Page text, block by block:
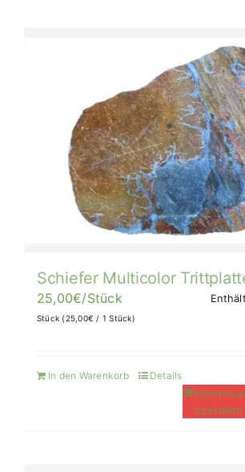
Schiefer Multicolor
25,00€/Stück
Stück (25,00€ / 1 Stück)
In den Warenkorb
bestellen
Details